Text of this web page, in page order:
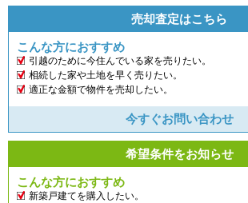
売却査定はこちら
こんな方におすすめ
引越のために今住んでいる家を売りたい。
相続した家や土地を早く売りたい。
適正な金額で物件を売却したい。
今すぐお問い合わせ
希望条件をお知らせ
こんな方におすすめ
新築戸建てを購入したい。